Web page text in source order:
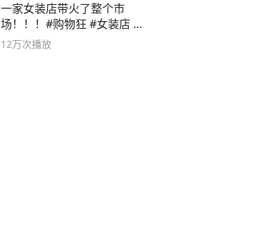
一家女装店带火了整个市
场！！！#购物狂 #女装店 #
高品质女装
12万次播放